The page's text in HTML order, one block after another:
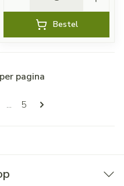
Bestel
pagina
... Pagina
5
per pagina